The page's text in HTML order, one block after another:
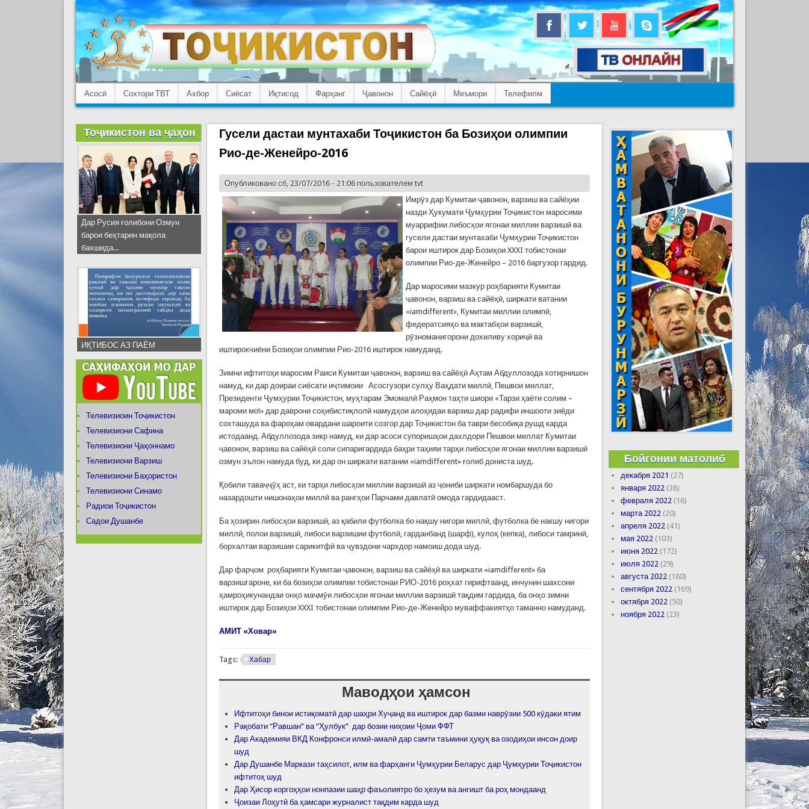
Асосӣ Сохтори ТВТ Ахбор Сиёсат Иқтисод Фарҳанг Ҷавонон Сайёҳӣ Меъмори Телефилм
Гусели дастаи мунтахаби Тоҷикистон ба Бозиҳои олимпии
Рио-де-Женейро-2016
Опубликовано сб, 23/07/2016 - 21:06 пользователемtvt
Имрӯз дар Кумитаи ҷавонон, варзиш ва сайёҳии
назди Ҳукумати Ҷумҳурии Тоҷикистон маросими
муаррифии либосҳои ягонаи миллии варзишӣ ва
гусели дастаи мунтахаби Ҷумҳурии Тоҷикистон
барои иштирок дар Бозиҳои XXXI тобистонаи
олимпии Рио-де-Женейро – 2016 баргузор гардид.
Дар маросими мазкур роҳбарияти Кумитаи
ҷавонон, варзиш ва сайёҳӣ, ширкати ватании
«iamdifferent», Кумитаи миллии олимпӣ,
федератсияҳо ва мактабҳои варзишӣ,
рӯзноманигорони дохиливу хориҷӣ ва
иштирокчиёни Бозиҳои олимпии Рио-2016 иштирок намуданд.
Зимни ифтитоҳи маросим Раиси Кумитаи ҷавонон, варзиш ва сайёҳӣ Аҳтам Абдуллозода хотирнишон
намуд, ки дар доираи сиёсати иҷтимоии Асосгузори сулҳу Ваҳдати миллӣ, Пешвои миллат,
Президенти Ҷумҳурии Тоҷикистон, муҳтарам Эмомалӣ Раҳмон таҳти шиори «Тарзи ҳаёти солим –
мароми мо!» дар даврони соҳибистиқлолӣ намудҳои алоҳидаи варзиш дар радифи иншооти зиёди
сохташуда ва фароҳам овардани шароити созгор дар Тоҷикистон ба таври бесобиқа рушд карда
истодаанд. Абдуллозода зикр намуд, ки дар асоси супоришҳои дахлдори Пешвои миллат Кумитаи
ҷавонон, варзиш ва сайёҳӣ соли сипаригардида баҳри таҳияи тарҳи либосҳои ягонаи миллии варзишӣ
озмун эълон намуда буд, ки дар он ширкати ватании «iamdifferent» ғолиб дониста шуд.
Қобили таваҷҷӯҳ аст, ки тарҳи либосҳои миллии варзишӣ аз ҷониби ширкати номбаршуда бо
назардошти нишонаҳои миллӣ ва рангҳои Парчами давлатӣ омода гардидааст.
Ба ҳозирин либосҳои варзишӣ, аз қабили футболка бо нақшу нигори миллӣ, футболка бе накшу нигори
миллӣ, полои варзишӣ, либоси варзишии футболӣ, гарданбанд (шарф), кулоҳ (кепка), либоси тамринӣ,
борхалтаи варзишии сарикитфӣ ва ҷувздони чархдор намоиш дода шуд.
Дар фарҷом роҳбарияти Кумитаи ҷавонон, варзиш ва сайёҳӣ ва ширкати «iamdifferent» ба
варзишгароне, ки ба бозиҳои олимпии тобистонаи РИО-2016 роҳхат гирифтаанд, инчунин шахсони
ҳамроҳикунандаи онҳо маҷмӯи либосҳои ягонаи миллии варзишӣ тақдим гардида, ба онҳо зимни
иштирок дар Бозиҳои XXXI тобистонаи олимпии Рио-де-Женейро муваффакиятҳо таманно намуданд.
АМИТ «Ховар»
Tags: Хабар
Маводҳои ҳамсон
Ифтитоҳи бинои истиқоматӣ дар шаҳри Хуҷанд ва иштирок дар базми наврӯзии 500 кӯдаки ятим
Рақобати “Равшан” ва “Ҳулбук” дар бозии ниҳоии Ҷоми ФФТ
Дар Академияи ВКД Конфронси илмӣ-амалӣ дар самти таъмини ҳуқуқ ва озодиҳои инсон доир
шуд
Дар Душанбе Маркази таҳсилот, илм ва фарҳанги Ҷумҳурии Беларус дар Ҷумҳурии Тоҷикистон
ифтитоҳ шуд
Дар Ҳисор коргоҳҳои нонпазии шаҳр фаъолиятро бо ҳезум ва ангишт ба роҳ мондаанд
Ҷоизаи Лоҳутӣ ба ҳамсари журналист тақдим карда шуд
Тоҷикистон ва ҷаҳон
Дар Русия ғолибони Озмун
барои беҳтарин мақола
бахшида...
ИҚТИБОС АЗ ПАЁМ
Телевизиоин Тоҷикистон
Телевизиони Сафина
Телевизиони Ҷаҳоннамо
Телевизиони Варзиш
Телевизиони Баҳористон
Телевизиони Синамо
Радиои Тоҷикистон
Садои Душанбе
Бойгонии матолиб
декабря 2021 (27)
января 2022 (38)
февраля 2022 (16)
марта 2022 (20)
апреля 2022 (41)
мая 2022 (103)
июня 2022 (172)
июля 2022 (29)
августа 2022 (160)
сентября 2022 (169)
октября 2022 (50)
ноября 2022 (23)